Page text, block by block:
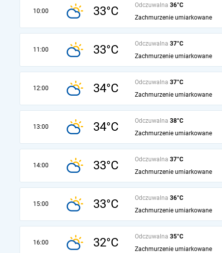
10:00 33°C Odczuwalna 36°C
Zachmurzenie umiarkowane
11:00 33°C Odczuwalna 37°C
Zachmurzenie umiarkowane
12:00 34°C Odczuwalna 37°C
Zachmurzenie umiarkowane
13:00 34°C Odczuwalna 38°C
Zachmurzenie umiarkowane
14:00 33°C Odczuwalna 37°C
Zachmurzenie umiarkowane
15:00 33°C Odczuwalna 36°C
Zachmurzenie umiarkowane
16:00 32°C Odczuwalna 35°C
Zachmurzenie umiarkowane